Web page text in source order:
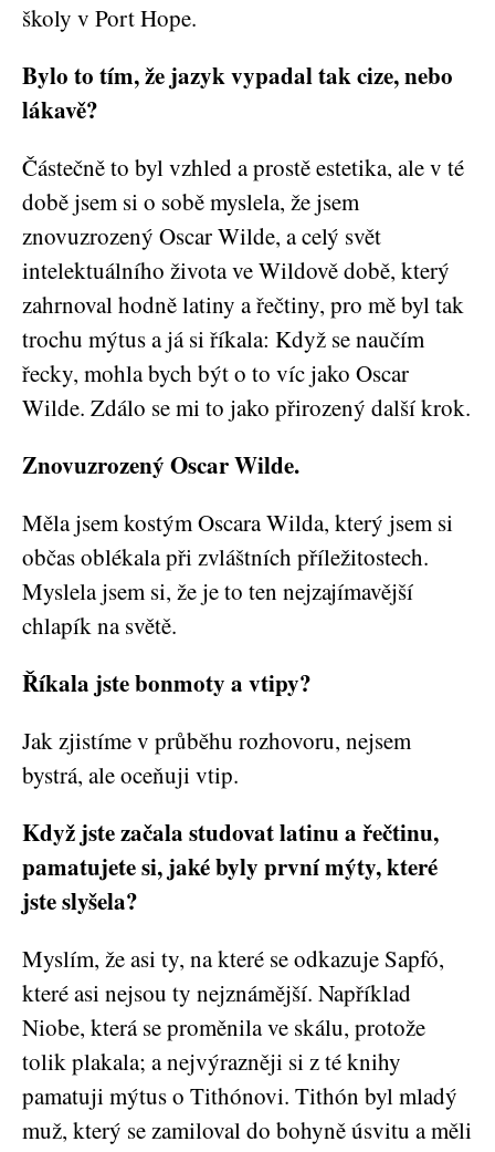
školy v Port Hope.
Bylo to tím, že jazyk vypadal tak cize, nebo
lákavě?
Částečně to byl vzhled a prostě estetika, ale v té
době jsem si o sobě myslela, že jsem
znovuzrozený Oscar Wilde, a celý svět
intelektuálního života ve Wildově době, který
zahrnoval hodně latiny a řečtiny, pro mě byl tak
trochu mýtus a já si říkala: Když se naučím
řecky, mohla bych být o to víc jako Oscar
Wilde. Zdálo se mi to jako přirozený další krok.
Znovuzrozený Oscar Wilde.
Měla jsem kostým Oscara Wilda, který jsem si
občas oblékala při zvláštních příležitostech.
Myslela jsem si, že je to ten nejzajímavější
chlapík na světě.
Říkala jste bonmoty a vtipy?
Jak zjistíme v průběhu rozhovoru, nejsem
bystrá, ale oceňuji vtip.
Když jste začala studovat latinu a řečtinu,
pamatujete si, jaké byly první mýty, které
jste slyšela?
Myslím, že asi ty, na které se odkazuje Sapfó,
které asi nejsou ty nejznámější. Například
Niobe, která se proměnila ve skálu, protože
tolik plakala; a nejvýrazněji si z té knihy
pamatuji mýtus o Tithónovi. Tithón byl mladý
muž, který se zamiloval do bohyně úsvitu a měli